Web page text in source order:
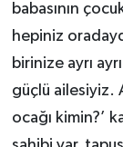
babasının
hepiniz
birinize ayrı
güçlü ailesiyiz.
ocağı kimin?’